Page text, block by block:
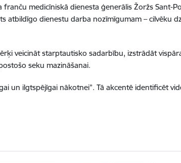
medicīniskā dienesta ģenerālis Žoržs Sant-
atbildīgo dienestu darba nozīmīgumam – cilvēku
veicināt starptautisko sadarbību, izstrādāt
seku mazināšanai.
un ilgtspējīgai nākotnei”. Tā akcentē identificēt